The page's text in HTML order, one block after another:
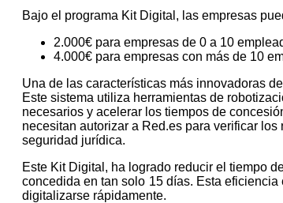
Bajo el programa Kit Digital, las empresas
2.000€ para empresas de 0 a 10
4.000€ para empresas con más de 10
Una de las características más innovadoras
Este sistema utiliza herramientas de
necesarios y acelerar los tiempos de
necesitan autorizar a Red.es para verificar
seguridad jurídica.
Este Kit Digital, ha logrado reducir el tiempo
concedida en tan solo 15 días. Esta
digitalizarse rápidamente.